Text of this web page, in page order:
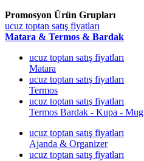
Promosyon Ürün Grupları
ucuz toptan satış fiyatları
Matara & Termos & Bardak
ucuz toptan satış fiyatları
Matara
ucuz toptan satış fiyatları
Termos
ucuz toptan satış fiyatları
Termos Bardak - Kupa - Mug
ucuz toptan satış fiyatları
Ajanda & Organizer
ucuz toptan satış fiyatları